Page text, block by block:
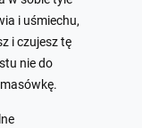
i uśmiechu,
i czujesz tę
nie do